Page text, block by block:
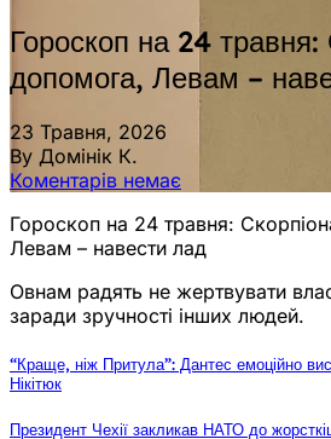
Гороскоп на 24 травня:
допомога, Левам –
23 Травня, 2026
By Домінік К.
Коментарів немає
Гороскоп на 24 травня:
Левам – навести лад
Овнам радять не жертвувати
заради зручності інших людей.
“Краще, ніж Притула”: Дантес емоційно
Нікітюк
Президент Чехії закликав НАТО до